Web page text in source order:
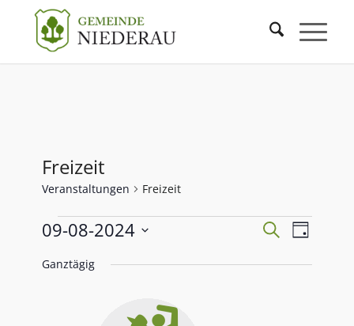
Freizeit
Veranstaltungen Freizeit
und
SucheTag
09-08-2024
wählen.
Ganztägig